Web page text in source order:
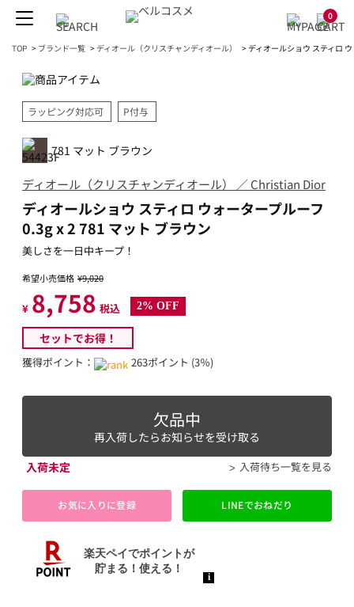
0
TOP > ブランド一覧 > ディオール（クリスチャンディオール） >ディオールショウ スティロ
ラッピング対応可 P付与
781 マット ブラウン
ディオール（クリスチャンディオール） ／ Christian Dior
ディオールショウ スティロ ウォータープルーフ
0.3g x 2 781 マット ブラウン
美しさを一日中キープ！
希望小売価格 ¥9,020
¥ 8,758 税込 2% OFF
セットでお得！
獲得ポイント： 263ポイント (3％)
欠品中
再入荷したらお知らせを受け取る
入荷未定
入荷待ち一覧を見る
お気に入りに登録 LINEでおねだり